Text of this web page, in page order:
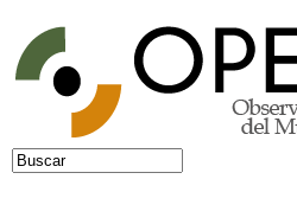
Jump to navigation
Formulario de búsqueda
Buscar